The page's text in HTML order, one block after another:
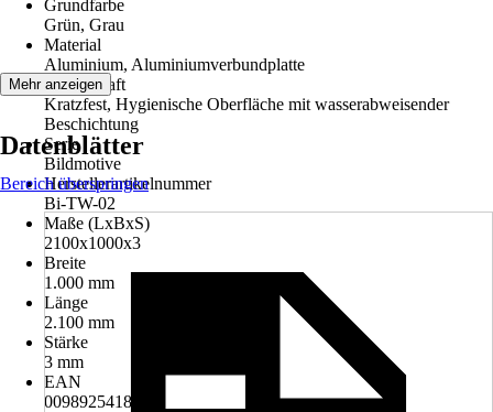
Grundfarbe
Grün, Grau
Material
Aluminium, Aluminiumverbundplatte
Eigenschaft
Kratzfest, Hygienische Oberfläche mit wasserabweisender
Beschichtung
Serie
Bildmotive
Herstellerartikelnummer
Bi-TW-02
Maße (LxBxS)
2100x1000x3
Breite
1.000 mm
Länge
2.100 mm
Stärke
3 mm
EAN
0098925418710
Mehr anzeigen
Datenblätter
Bereich überspringen